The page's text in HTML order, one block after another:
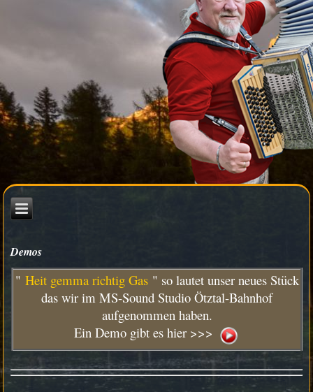
Demos
" Heit gemma richtig Gas " so lautet unser neues Stück
das wir im MS-Sound Studio Ötztal-Bahnhof
aufgenommen haben.
Ein Demo gibt es hier >>>